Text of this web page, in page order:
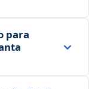
para